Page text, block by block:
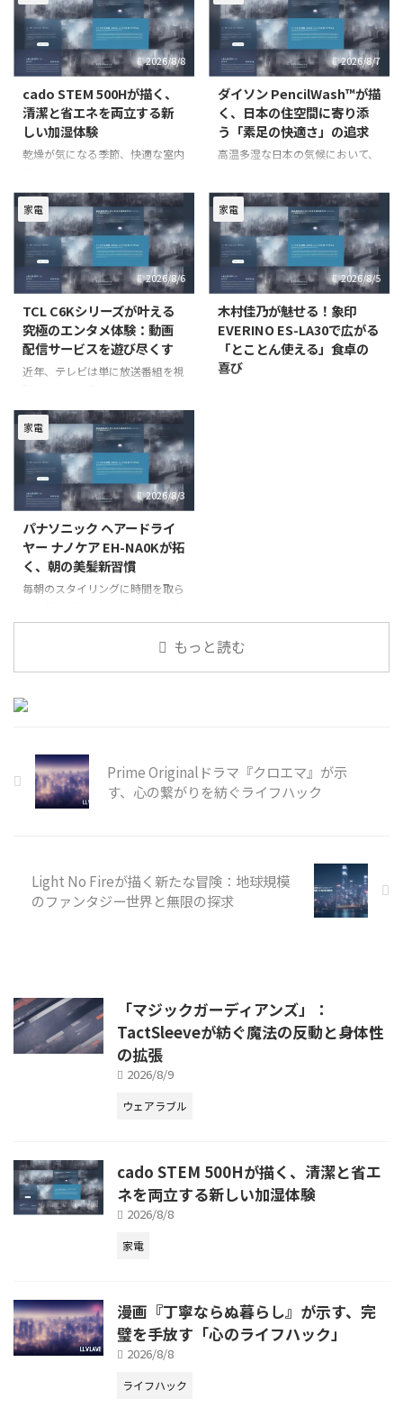
2026/8/8
cado STEM 500Hが描く、
清潔と省エネを両立する新
しい加湿体験
乾燥が気になる季節、快適な室内
ない家電です。しかし、従来の加
湿器には「お手入れの手間」や
「衛生面への懸念」といった課題
が常に付きまとっていました。特
に、水槽のぬめりやカビの発生
は、清潔なミストを供給する上で
大き
2026/8/7
ダイソン PencilWash™が描
く、日本の住空間に寄り添
う「素足の快適さ」の追求
高温多湿な日本の気候において、
の悩みです。特に素足で過ごす時
間が増える季節には、その不快感
は一層高まります。しかし、従来
の雑巾掛けやフロアワイパーでの
水拭きは、重労働であり、時間も
手間もかかるため、日常的に行う
家電
2026/8/6
TCL C6Kシリーズが叶える
究極のエンタメ体験：動画
配信サービスを遊び尽くす
近年、テレビは単に放送番組を視
ネットに接続して多様なコンテン
ツを楽しむためのハブへと進化し
ています。特に「スマートテレ
ビ」は、動画配信サービスやアプ
リを通じて、私たちのエンタメ体
験を大きく変える可能性を秘めて
い
家電
2026/8/5
木村佳乃が魅せる！象印
EVERINO ES-LA30で広がる
「とことん使える」食卓の
喜び
家電
2026/8/3
パナソニック ヘアードライ
ヤー ナノケア EH-NA0Kが拓
く、朝の美髪新習慣
毎朝のスタイリングに時間を取ら
は少なくないでしょう。特に、寝
ぐせがひどくて朝から気分が上が
んな現代のヘアケア事情に一石を
投じるのが、パナソニックから2
もっと読む
Prime Originalドラマ『クロエマ』が示
す、心の繋がりを紡ぐライフハック
Light No Fireが描く新たな冒険：地球規模
のファンタジー世界と無限の探求
「マジックガーディアンズ」：
TactSleeveが紡ぐ魔法の反動と身体性
の拡張
2026/8/9
ウェアラブル
cado STEM 500Hが描く、清潔と省エ
ネを両立する新しい加湿体験
2026/8/8
家電
漫画『丁寧ならぬ暮らし』が示す、完
璧を手放す「心のライフハック」
2026/8/8
ライフハック